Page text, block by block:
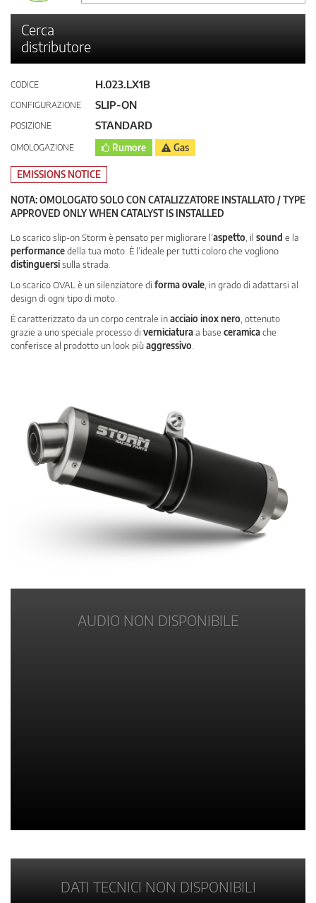
Cerca
distributore
CODICE H.023.LX1B
CONFIGURAZIONE SLIP-ON
POSIZIONE STANDARD
OMOLOGAZIONE Rumore Gas
EMISSIONS NOTICE
NOTA: OMOLOGATO SOLO CON CATALIZZATORE INSTALLATO / TYPE
APPROVED ONLY WHEN CATALYST IS INSTALLED
Lo scarico slip-on Storm è pensato per migliorare l’aspetto , il sound e la
performancedella tua moto. È l’ideale per tutti coloro che vogliono
distinguersisulla strada.
Lo scarico OVAL è un silenziatore di forma ovale , in grado di adattarsi al
design di ogni tipo di moto.
È caratterizzato da un corpo centrale inacciaio inox nero , ottenuto
grazie a uno speciale processo di verniciaturaa base ceramicache
conferisce al prodotto un look piùaggressivo
AUDIO NON DISPONIBILE
DATI TECNICI NON DISPONIBILI